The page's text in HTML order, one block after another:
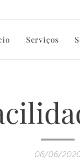
Serviços
06/06/